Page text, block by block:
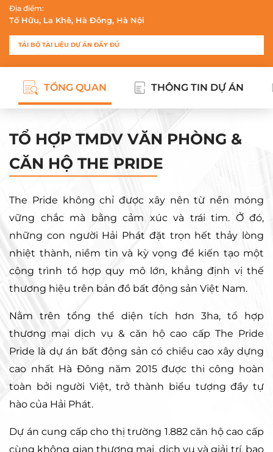
Địa điểm:
Tố Hữu, La Khê, Hà Đông, Hà Nội
TẢI BỘ TÀI LIỆU DỰ ÁN ĐẦY ĐỦ
TỔNG QUAN THÔNG TIN DỰ ÁN
TỔ HỢP TMDV VĂN PHÒNG &
CĂN HỘ THE PRIDE
The Pride không chỉ được xây nên từ nền móng
vững chắc mà bằng cảm xúc và trái tim. Ở đó,
những con người Hải Phát đặt trọn hết thảy lòng
nhiệt thành, niềm tin và kỳ vọng để kiến tạo một
công trình tổ hợp quy mô lớn, khẳng định vị thế
thương hiệu trên bản đồ bất động sản Việt Nam.
Nằm trên tổng thể diện tích hơn 3ha, tổ hợp
thương mại dịch vụ & căn hộ cao cấp The Pride
Pride là dự án bất động sản có chiều cao xây dựng
cao nhất Hà Đông năm 2015 được thi công hoàn
toàn bởi người Việt, trở thành biểu tượng đầy tự
hào của Hải Phát.
Dự án cung cấp cho thị trường 1.882 căn hộ cao cấp
cùng không gian thương mại, dịch vụ và giải trí, bao